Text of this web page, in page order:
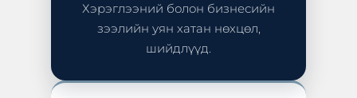
Хэрэглээний болон бизнесийн
зээлийн уян хатан нөхцөл,
шийдлүүд.